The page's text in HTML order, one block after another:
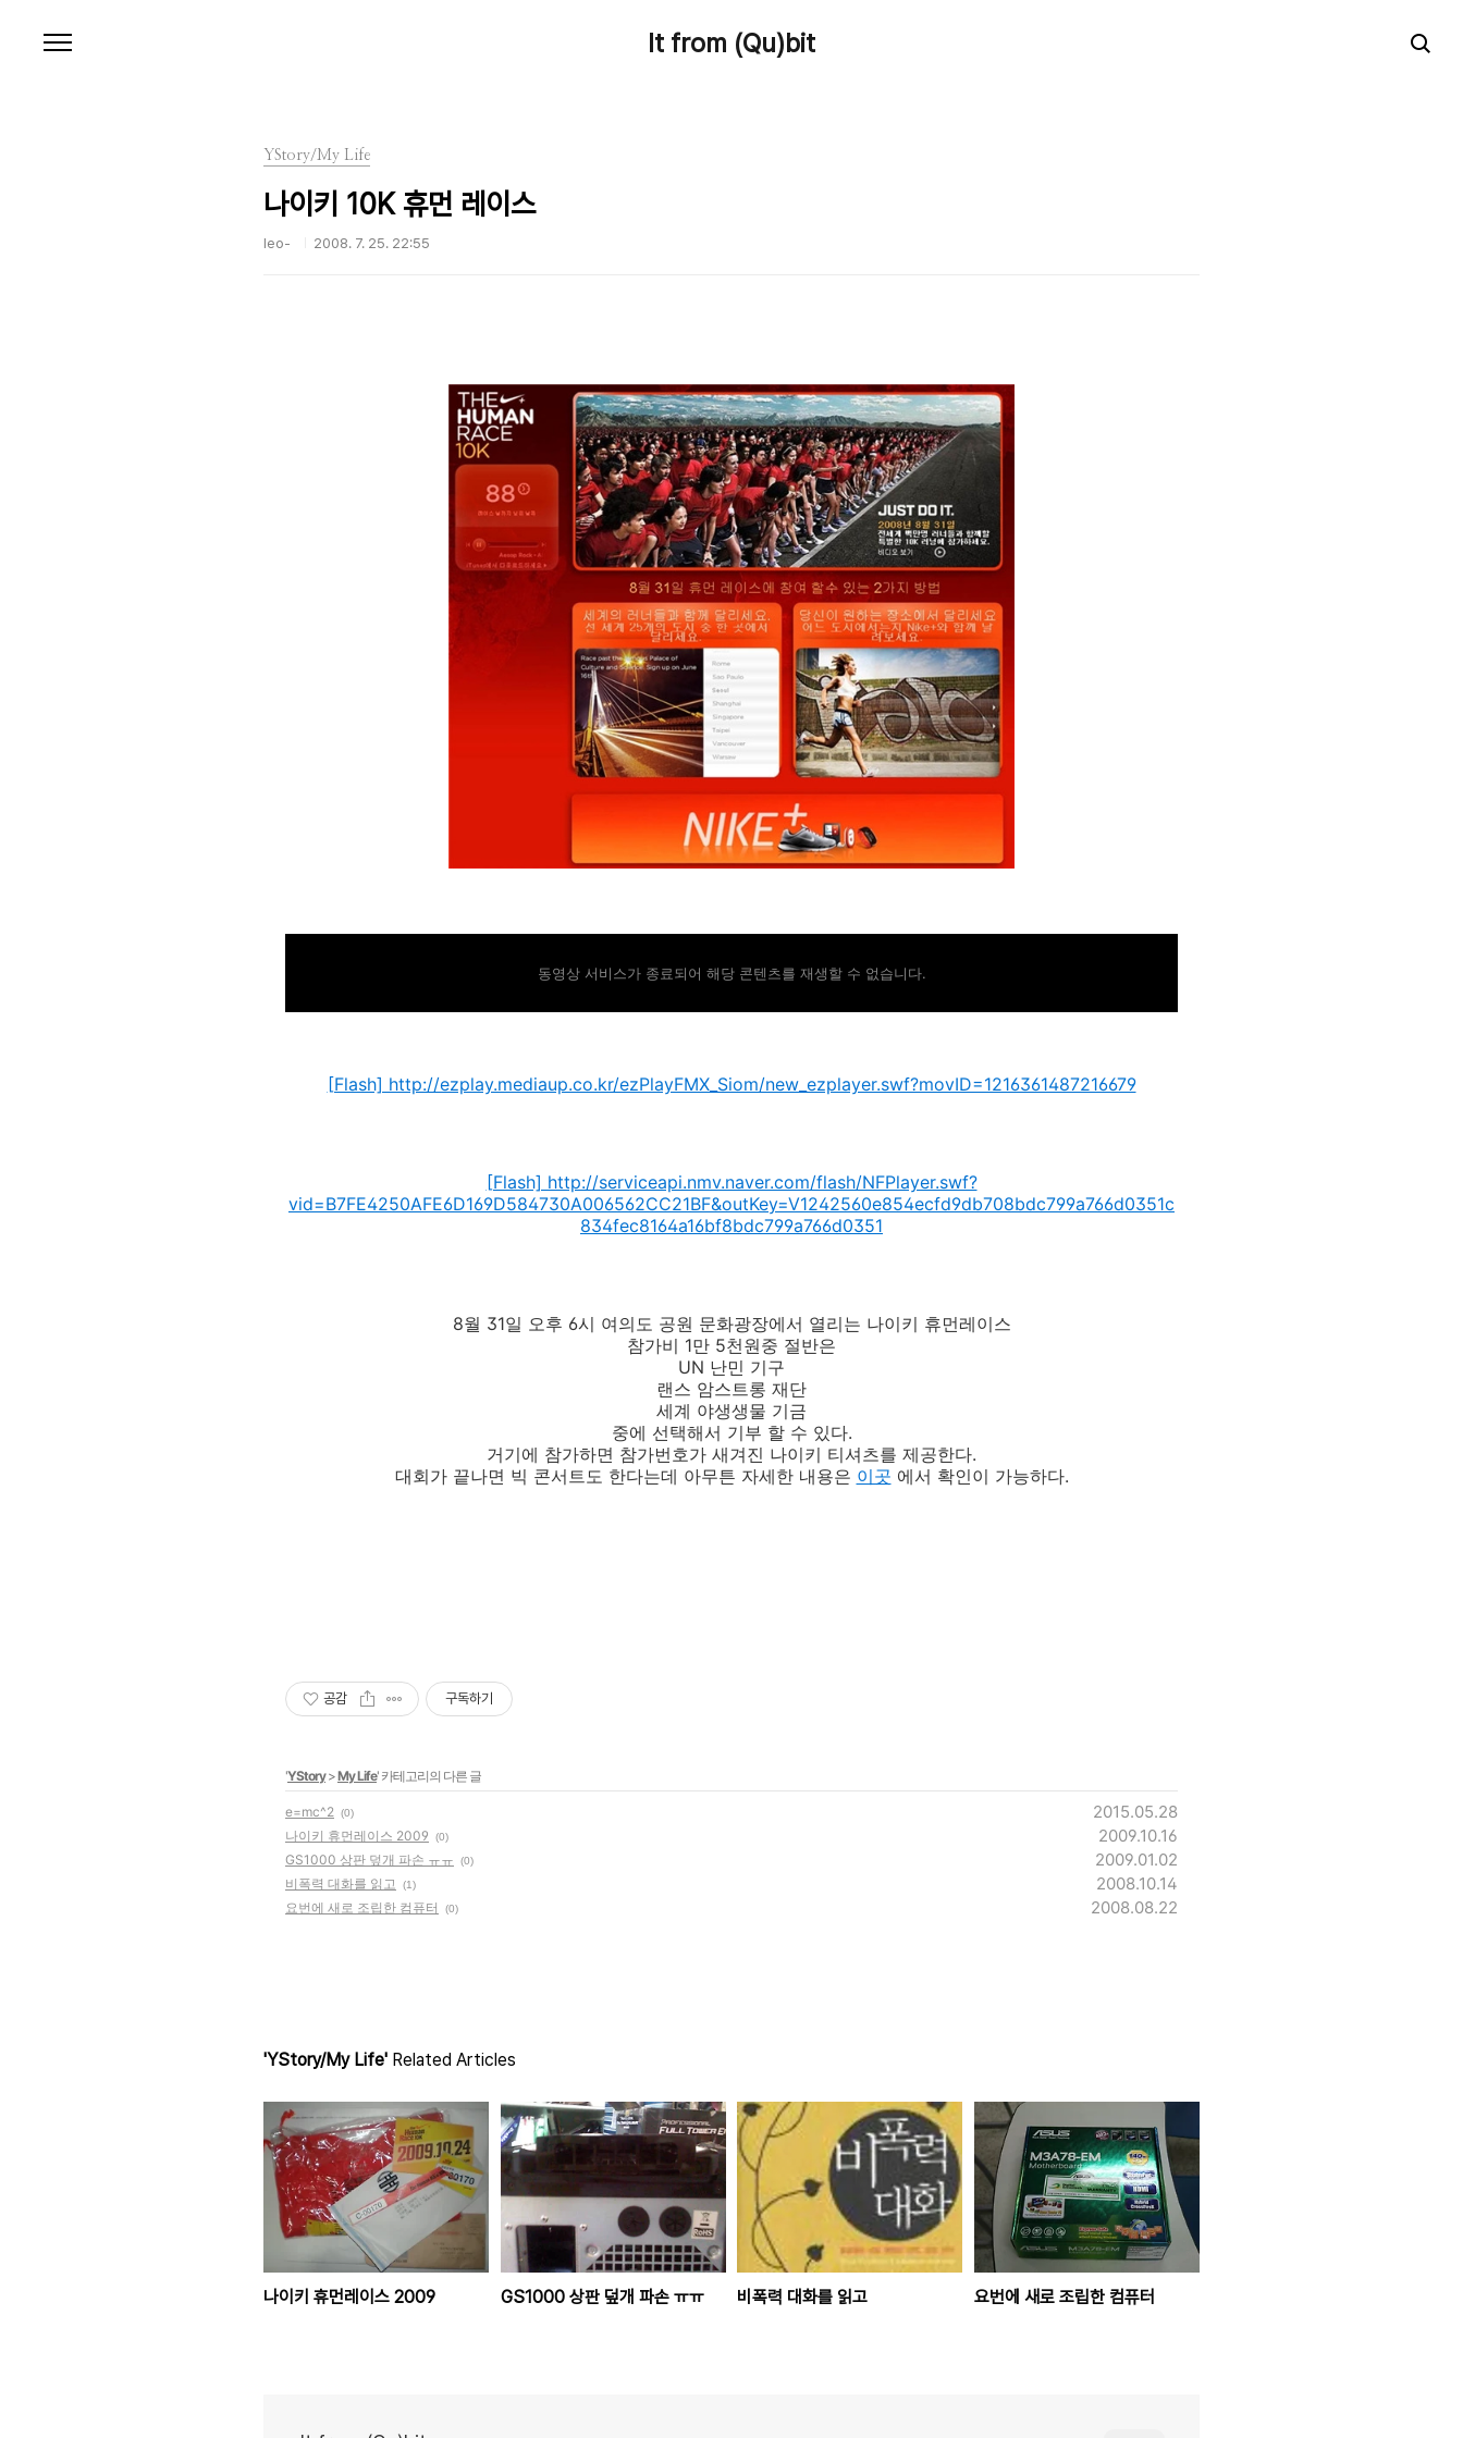
It from (Qu)bit
YStory/My Life
나이키 10K 휴먼 레이스
leo- 2008. 7. 25. 22:55
동영상 서비스가 종료되어 해당 콘텐츠를 재생할 수 없습니다.
[Flash] http://ezplay.mediaup.co.kr/ezPlayFMX_Siom/new_ezplayer.swf?movID=1216361487216679
[Flash] http://serviceapi.nmv.naver.com/flash/NFPlayer.swf?
vid=B7FE4250AFE6D169D584730A006562CC21BF&outKey=V1242560e854ecfd9db708bdc799a766d0351c
834fec8164a16bf8bdc799a766d0351
8월 31일 오후 6시 여의도 공원 문화광장에서 열리는 나이키 휴먼레이스
참가비 1만 5천원중 절반은
UN 난민 기구
랜스 암스트롱 재단
세계 야생생물 기금
중에 선택해서 기부 할 수 있다.
거기에 참가하면 참가번호가 새겨진 나이키 티셔츠를 제공한다.
대회가 끝나면 빅 콘서트도 한다는데 아무튼 자세한 내용은 이곳 에서 확인이 가능하다.
공감 구독하기
'YStory>My Life' 카테고리의 다른 글
e=mc^2 (0) 2015.05.28
나이키 휴먼레이스 2009 (0) 2009.10.16
GS1000 상판 덮개 파손 ㅠㅠ (0) 2009.01.02
비폭력 대화를 읽고 (1) 2008.10.14
요번에 새로 조립한 컴퓨터 (0) 2008.08.22
'YStory/My Life' Related Articles
나이키 휴먼레이스 2009 GS1000 상판 덮개 파손 ㅠㅠ 비폭력 대화를 읽고 요번에 새로 조립한 컴퓨터